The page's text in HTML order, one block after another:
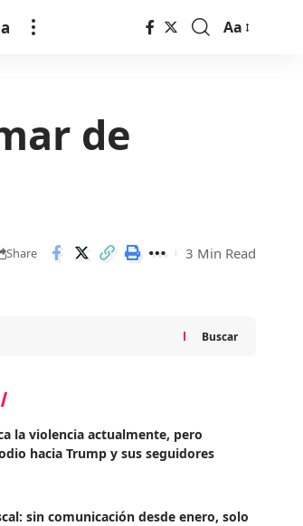
Font
Aa
de
Share 3 Min Read
Buscar
la violencia actualmente, pero
hacia Trump y sus seguidores
sin comunicación desde enero, solo